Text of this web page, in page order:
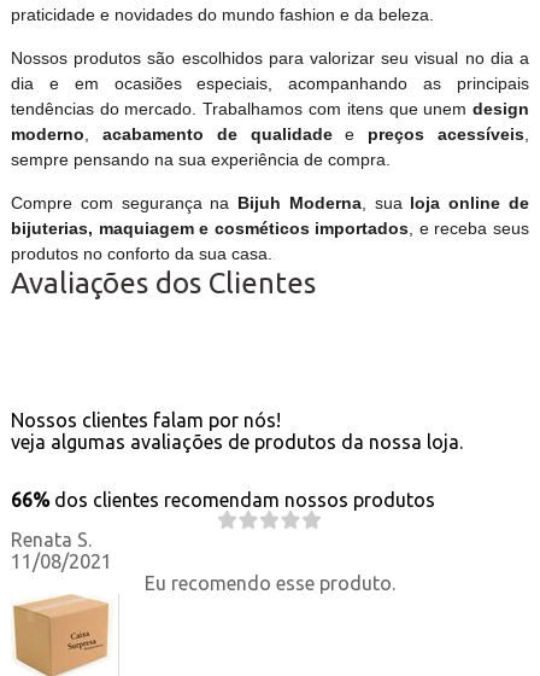
praticidade e novidades do mundo fashion e da beleza.
Nossos produtos são escolhidos para valorizar seu visual no dia a
dia e em ocasiões especiais, acompanhando as principais
tendências do mercado. Trabalhamos com itens que unemdesign
moderno
acabamento de qualidadee preços acessíveis
sempre pensando na sua experiência de compra.
Compre com segurança na Bijuh Moderna, sua loja online de
bijuterias, maquiagem e cosméticos importados , e receba seus
produtos no conforto da sua casa.
Avaliações dos Clientes
Nossos clientes falam por nós!
veja algumas avaliações de produtos da nossa loja.
66% dos clientes recomendam nossos produtos
Renata S.
11/08/2021
Eu recomendo esse produto.